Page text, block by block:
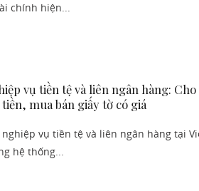
chính hiện...
vụ tiền tệ và liên ngân hàng: Cho
mua bán giấy tờ có giá
nghiệp vụ tiền tệ và liên ngân hàng tại
hệ thống...